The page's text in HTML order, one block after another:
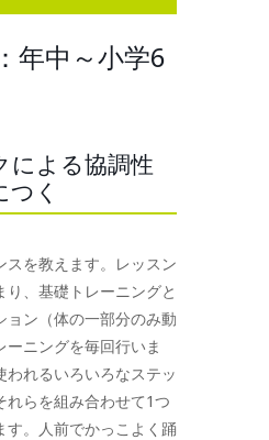
年中～小学6
による協調性
く
スを教えます。レッスン
り、基礎トレーニングと
ョン（体の一部分のみ動
ニングを毎回行いま
われるいろいろなステッ
れらを組み合わせて1つ
す。人前でかっこよく踊